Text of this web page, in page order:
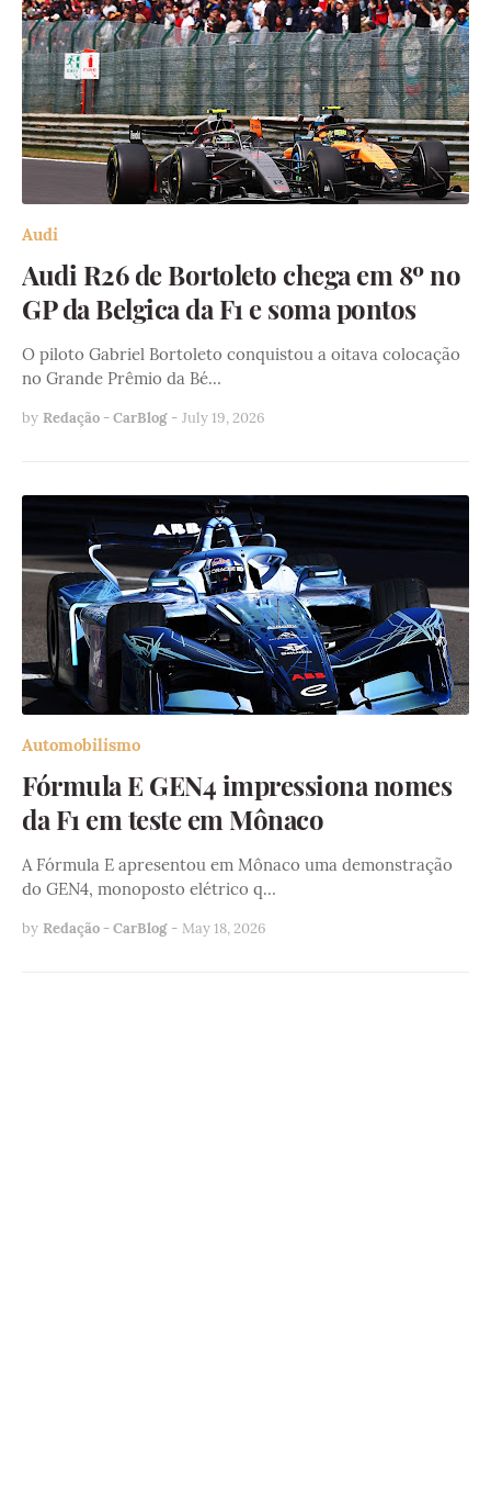
Audi
Audi R26 de Bortoleto chega em 8º no
GP da Belgica da F1 e soma pontos
O piloto Gabriel Bortoleto conquistou a oitava colocação
no Grande Prêmio da Bé…
by Redação - CarBlog - July 19, 2026
Automobilismo
Fórmula E GEN4 impressiona nomes
da F1 em teste em Mônaco
A Fórmula E apresentou em Mônaco uma demonstração
do GEN4, monoposto elétrico q…
by Redação - CarBlog - May 18, 2026